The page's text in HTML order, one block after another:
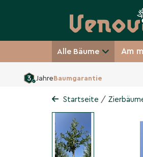
Alle Bäume Am
JahreBaumgarantie
Crataegus
Startseite /